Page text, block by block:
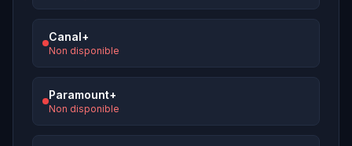
Canal+
Non disponible
Paramount+
Non disponible